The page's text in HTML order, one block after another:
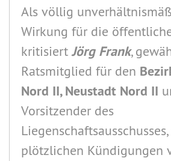
Als völlig
Wirkung für die
kritisiertJörg Frank,
Ratsmitglied für den
Nord II, Neustadt Nord II
Vorsitzender des
plötzlichen Kündigungen